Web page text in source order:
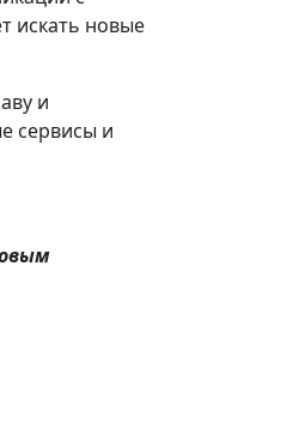
искать новые
и
сервисы и